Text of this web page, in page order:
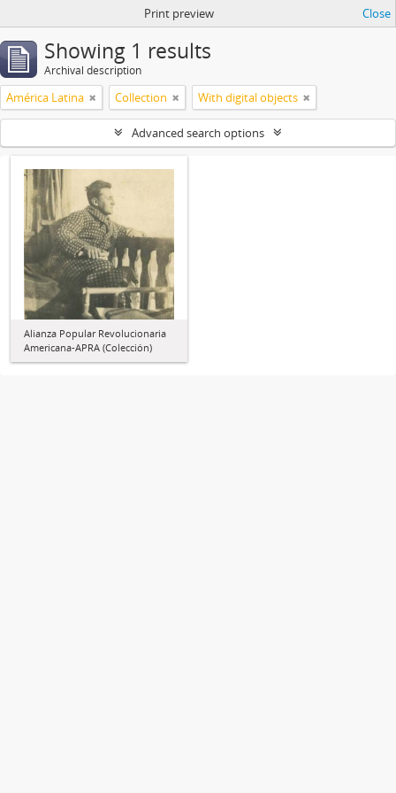
Print preview Close
Showing 1 results
Archival description
América Latina Collection With digital objects
Advanced search options
Alianza Popular Revolucionaria
Americana-APRA (Colección)